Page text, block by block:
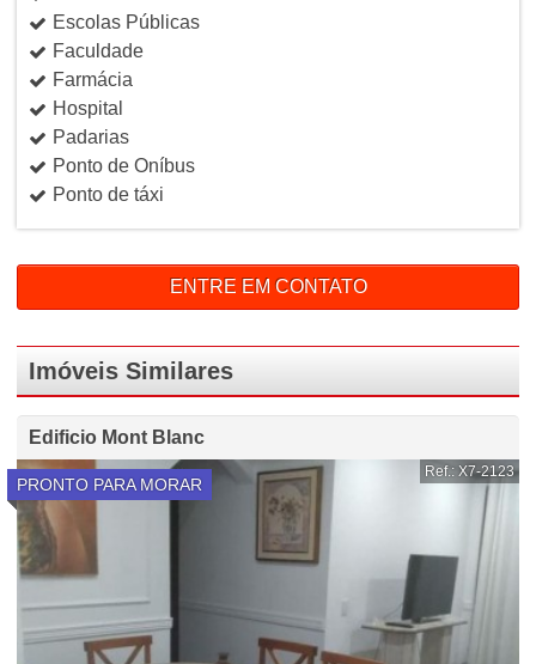
Escolas Públicas
Faculdade
Farmácia
Hospital
Padarias
Ponto de Oníbus
Ponto de táxi
ENTRE EM CONTATO
Imóveis Similares
Edificio Mont Blanc
PRONTO PARA MORAR
Ref.: X7-2123